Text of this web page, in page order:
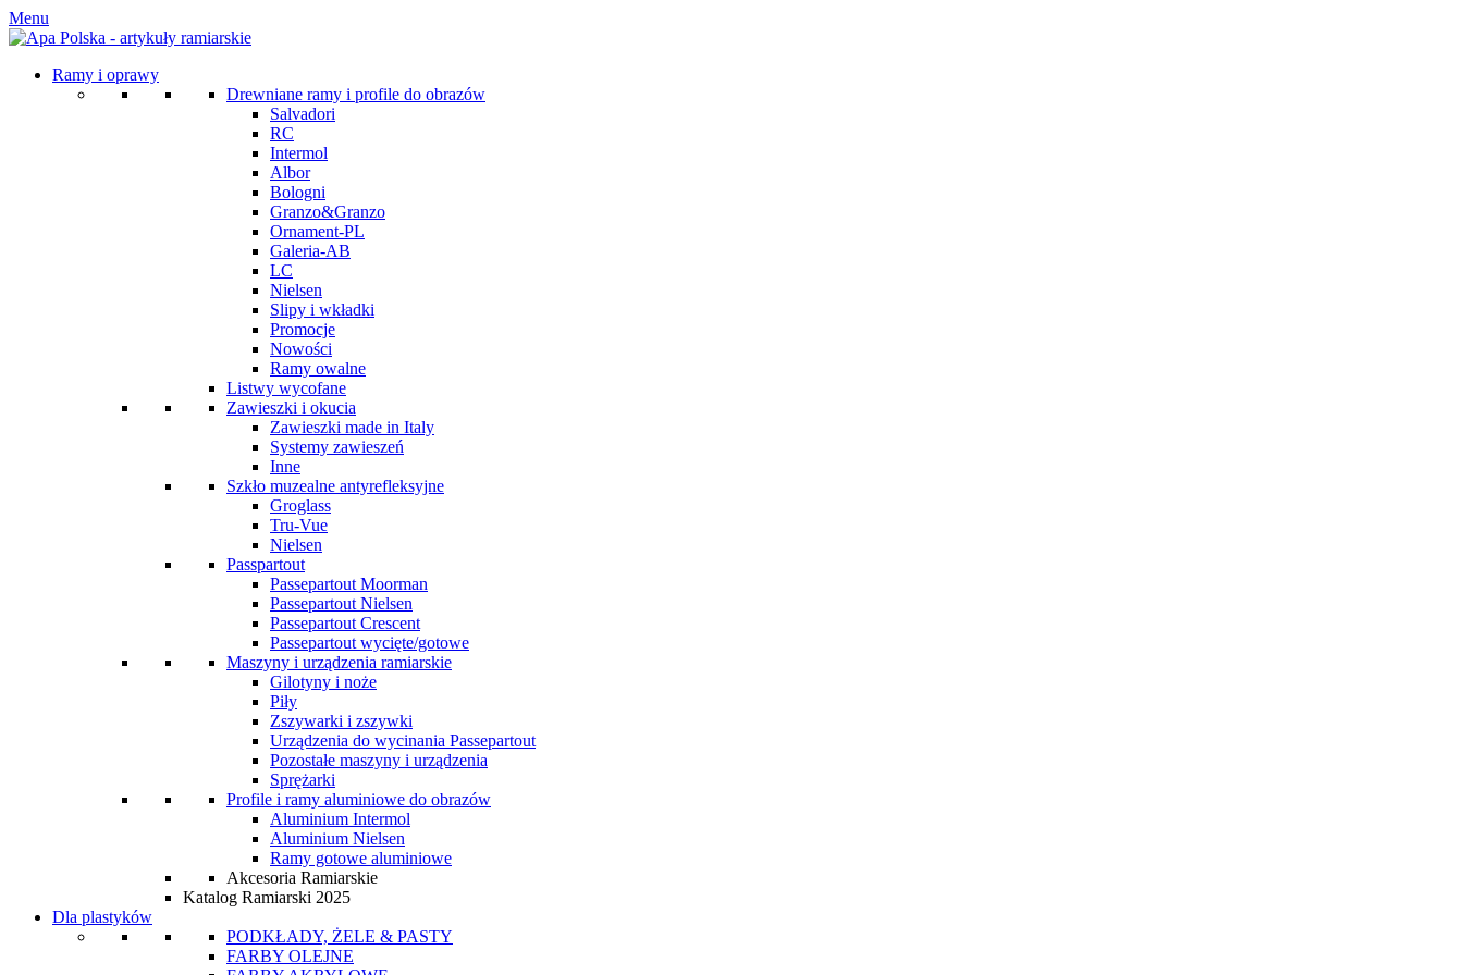
Menu
Ramy i oprawy
Drewniane ramy i profile do obrazów
Salvadori
RC
Intermol
Albor
Bologni
Granzo&Granzo
Ornament-PL
Galeria-AB
LC
Nielsen
Slipy i wkładki
Promocje
Nowości
Ramy owalne
Listwy wycofane
Zawieszki i okucia
Zawieszki made in Italy
Systemy zawieszeń
Inne
Szkło muzealne antyrefleksyjne
Groglass
Tru-Vue
Nielsen
Passpartout
Passepartout Moorman
Passepartout Nielsen
Passepartout Crescent
Passepartout wycięte/gotowe
Maszyny i urządzenia ramiarskie
Gilotyny i noże
Piły
Zszywarki i zszywki
Urządzenia do wycinania Passepartout
Pozostałe maszyny i urządzenia
Sprężarki
Profile i ramy aluminiowe do obrazów
Aluminium Intermol
Aluminium Nielsen
Ramy gotowe aluminiowe
Akcesoria Ramiarskie
Katalog Ramiarski 2025
Dla plastyków
PODKŁADY, ŻELE & PASTY
FARBY OLEJNE